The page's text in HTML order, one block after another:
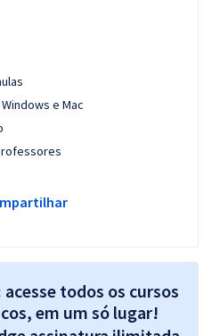
e Mac
todos os cursos
em um só lugar!